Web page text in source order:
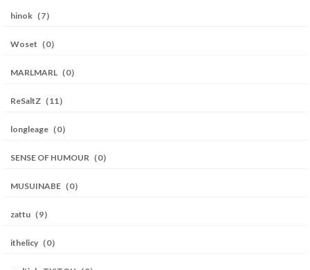
hinok（7）
Woset（0）
MARLMARL（0）
ReSaltZ（11）
longleage（0）
SENSE OF HUMOUR（0）
MUSUINABE（0）
zattu（9）
ithelicy（0）